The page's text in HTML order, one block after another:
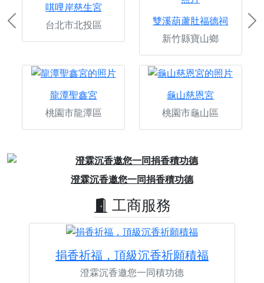
唭哩岸慈生宮
台北市北投區
雙溪葫蘆肚福德祠
新竹縣寶山鄉
龍潭聖鑫宮
桃園市龍潭區
龜山慈恩宮
桃園市龜山區
Previous
澄霖沉香邀您一同捐香積功德
工商服務
捐香祈福，頂級沉香祈願積福
澄霖沉香邀您一同積功德